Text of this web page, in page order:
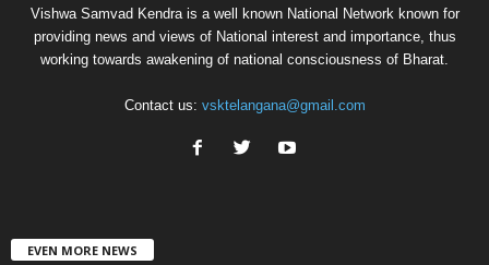
Vishwa Samvad Kendra is a well known National Network known for
providing news and views of National interest and importance, thus
working towards awakening of national consciousness of Bharat.
Contact us: vsktelangana@gmail.com
EVEN MORE NEWS